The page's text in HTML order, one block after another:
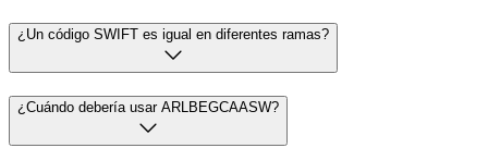
¿Un código SWIFT es igual en diferentes ramas?
¿Cuándo debería usar ARLBEGCAASW?